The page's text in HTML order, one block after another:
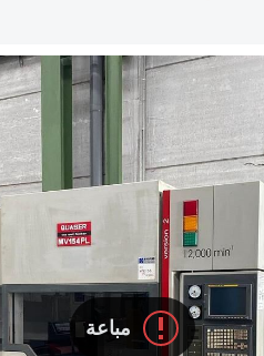
مباعة